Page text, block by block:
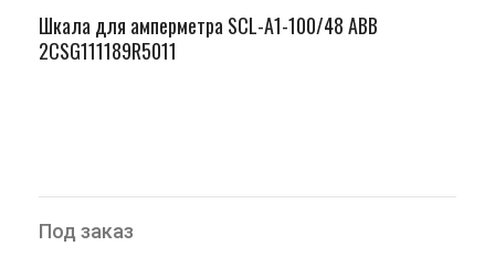
Шкала для амперметра SCL-A1-100/48 ABB
2CSG111189R5011
Под заказ